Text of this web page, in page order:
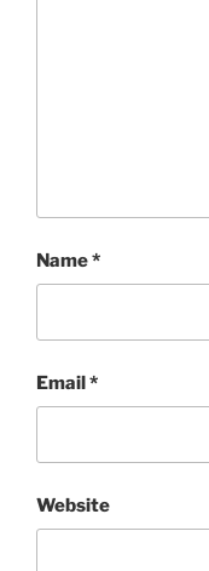
Name*
Email*
Website